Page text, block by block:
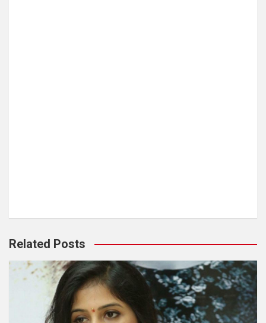
Related Posts